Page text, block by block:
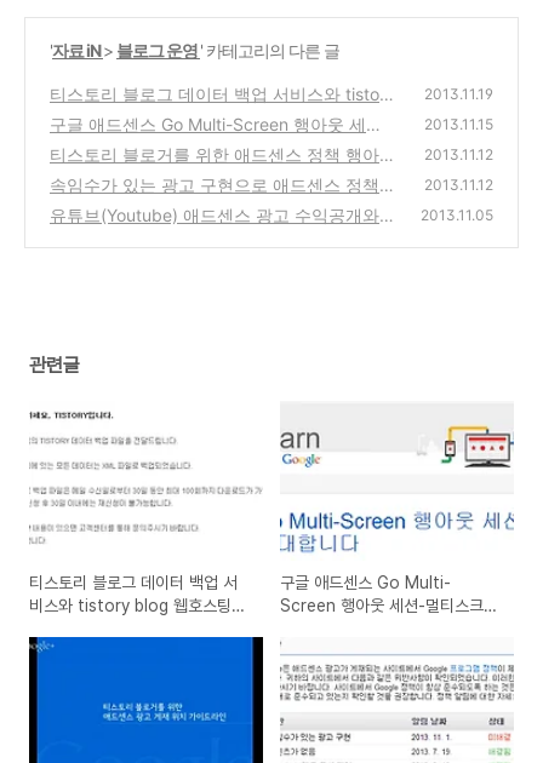
'자료 iN> 블로그 운영' 카테고리의 다른 글
티스토리 블로그 데이터 백업 서비스와 tistory
blog 웹호스팅을 한다면 비용은 얼마나 들까?
(0)
2013.11.19
구글 애드센스 Go Multi-Screen 행아웃 세션-
멀티스크린,반응형 웹디자인에 관련돤 세미나
소식
(2)
2013.11.15
티스토리 블로거를 위한 애드센스 정책 행아웃
온에어 세션 정리-AdSense 주의사항
(2)
2013.11.12
속임수가 있는 광고 구현으로 애드센스 정책위
반시 해결 방법, 모바일 300*250을 300*50
2013.11.12
유튜브(Youtube) 애드센스 광고 수익공개와
2013.11.05
관련글
티스토리 블로그 데이터 백업 서
비스와 tistory blog 웹호스팅을
구글 애드센스 Go Multi-
Screen 행아웃 세션-멀티스크
미나 소식